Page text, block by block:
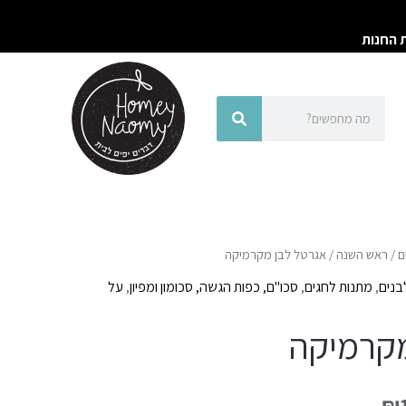
החנות
חיפוש
/ ראש השנה / אגרטל לבן מקרמיקה
, מתנות לחגים, סכו"ם, כפות הגשה, סכומון ומפיון, על